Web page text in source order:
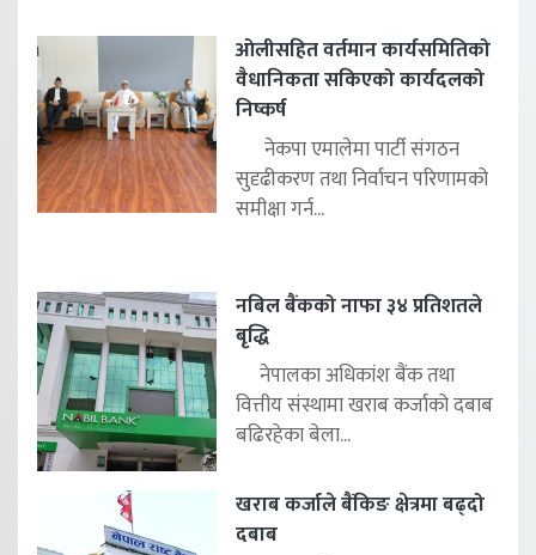
ओलीसहित वर्तमान कार्यसमितिको
वैधानिकता सकिएको कार्यदलको
निष्कर्ष
नेकपा एमालेमा पार्टी संगठन
सुदृढीकरण तथा निर्वाचन परिणामको
समीक्षा गर्न...
नबिल बैंकको नाफा ३४ प्रतिशतले
बृद्धि
नेपालका अधिकांश बैंक तथा
वित्तीय संस्थामा खराब कर्जाको दबाब
बढिरहेका बेला...
खराब कर्जाले बैंकिङ क्षेत्रमा बढ्दो
दबाब